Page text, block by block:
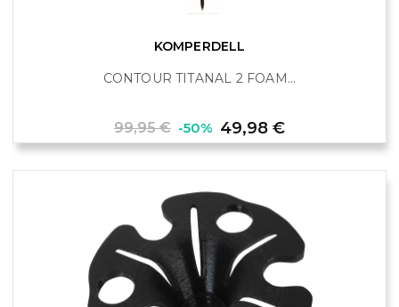
KOMPERDELL
CONTOUR TITANAL 2 FOAM...
Prix
de
base
99,95 € -50% Prix
49,98 €